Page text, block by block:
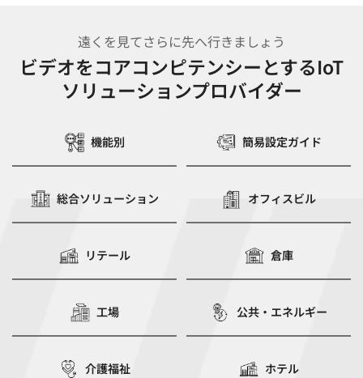
遠くを見てさらに先へ行きましょう
ビデオをコアコンピテンシーとするIoT
ソリューションプロバイダー
機能別 簡易設定ガイド
総合ソリューション オフィスビル
リテール 倉庫
工場 公共・エネルギー
介護福祉 ホテル